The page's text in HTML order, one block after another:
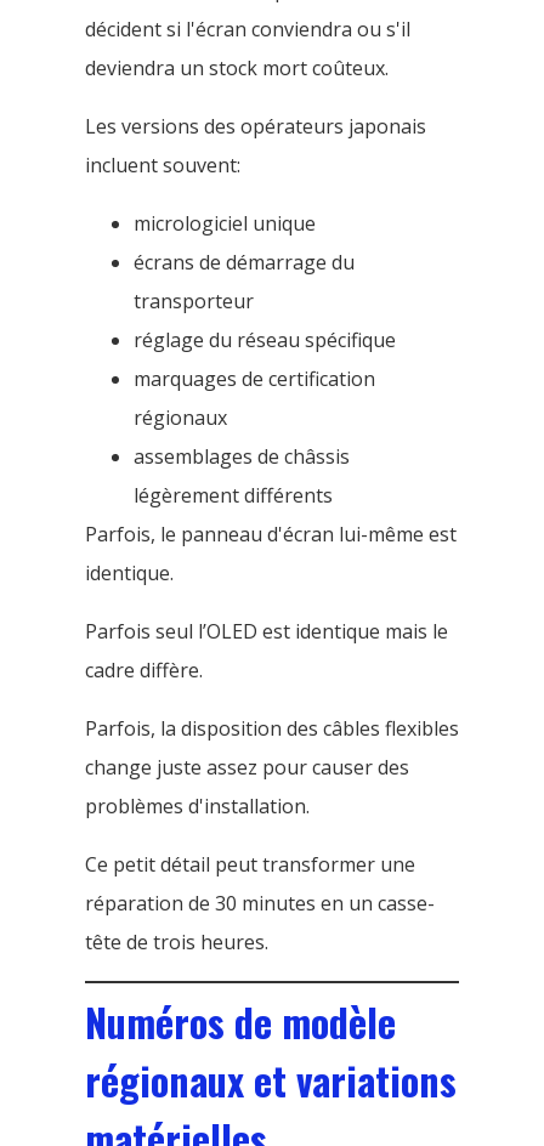
décident si l'écran conviendra ou s'il
deviendra un stock mort coûteux.
Les versions des opérateurs japonais
incluent souvent:
micrologiciel unique
écrans de démarrage du
transporteur
réglage du réseau spécifique
marquages ​​de certification
régionaux
assemblages de châssis
légèrement différents
Parfois, le panneau d'écran lui-même est
identique.
Parfois seul l’OLED est identique mais le
cadre diffère.
Parfois, la disposition des câbles flexibles
change juste assez pour causer des
problèmes d'installation.
Ce petit détail peut transformer une
réparation de 30 minutes en un casse-
tête de trois heures.
Numéros de modèle
régionaux et variations